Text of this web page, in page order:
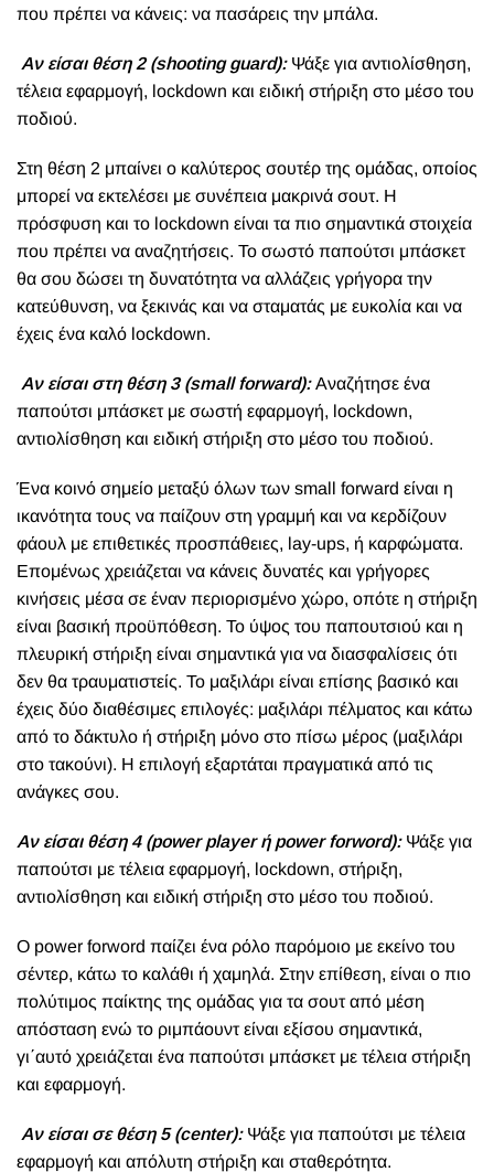
που πρέπει να κάνεις: να πασάρεις την μπάλα.
Αν είσαι θέση 2 (shooting guard):Ψάξε για αντιολίσθηση,
τέλεια εφαρμογή, lockdown και ειδική στήριξη στο μέσο του
ποδιού.
Στη θέση 2 μπαίνει ο καλύτερος σουτέρ της ομάδας, οποίος
μπορεί να εκτελέσει με συνέπεια μακρινά σουτ. Η
πρόσφυση και το lockdown είναι τα πιο σημαντικά στοιχεία
που πρέπει να αναζητήσεις. Το σωστό παπούτσι μπάσκετ
θα σου δώσει τη δυνατότητα να αλλάζεις γρήγορα την
κατεύθυνση, να ξεκινάς και να σταματάς με ευκολία και να
έχεις ένα καλό lockdown.
Αν είσαι στη θέση 3 (small forward): Αναζήτησε ένα
παπούτσι μπάσκετ με σωστή εφαρμογή, lockdown,
αντιολίσθηση και ειδική στήριξη στο μέσο του ποδιού.
Ένα κοινό σημείο μεταξύ όλων των small forward είναι η
ικανότητα τους να παίζουν στη γραμμή και να κερδίζουν
φάουλ με επιθετικές προσπάθειες, lay-ups, ή καρφώματα.
Επομένως χρειάζεται να κάνεις δυνατές και γρήγορες
κινήσεις μέσα σε έναν περιορισμένο χώρο, οπότε η στήριξη
είναι βασική προϋπόθεση. Το ύψος του παπουτσιού και η
πλευρική στήριξη είναι σημαντικά για να διασφαλίσεις ότι
δεν θα τραυματιστείς. Το μαξιλάρι είναι επίσης βασικό και
έχεις δύο διαθέσιμες επιλογές: μαξιλάρι πέλματος και κάτω
από το δάκτυλο ή στήριξη μόνο στο πίσω μέρος (μαξιλάρι
στο τακούνι). Η επιλογή εξαρτάται πραγματικά από τις
ανάγκες σου.
Αν είσαι θέση 4 (power player ή power forword):Ψάξε για
παπούτσι με τέλεια εφαρμογή, lockdown, στήριξη,
αντιολίσθηση και ειδική στήριξη στο μέσο του ποδιού.
O power forword παίζει ένα ρόλο παρόμοιο με εκείνο του
σέντερ, κάτω το καλάθι ή χαμηλά. Στην επίθεση, είναι ο πιο
πολύτιμος παίκτης της ομάδας για τα σουτ από μέση
απόσταση ενώ το ριμπάουντ είναι εξίσου σημαντικά,
γι΄αυτό χρειάζεται ένα παπούτσι μπάσκετ με τέλεια στήριξη
και εφαρμογή.
Αν είσαι σε θέση 5 (center): Ψάξε για παπούτσι με τέλεια
εφαρμογή και απόλυτη στήριξη και σταθερότητα.